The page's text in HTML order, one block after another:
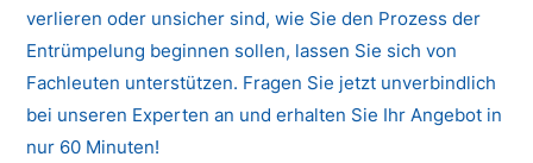
verlieren oder unsicher sind, wie Sie den Prozess der
Entrümpelung beginnen sollen, lassen Sie sich von
Fachleuten unterstützen. Fragen Sie jetzt unverbindlich
bei unseren Experten an und erhalten Sie Ihr Angebot in
nur 60 Minuten!